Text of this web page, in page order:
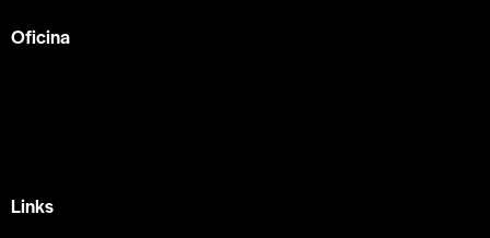
Oficina
Links